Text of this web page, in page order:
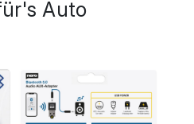
Auto